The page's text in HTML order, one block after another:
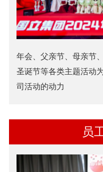
年会、父亲节、母亲节
圣诞节等各类主题活动
司活动的动力
员